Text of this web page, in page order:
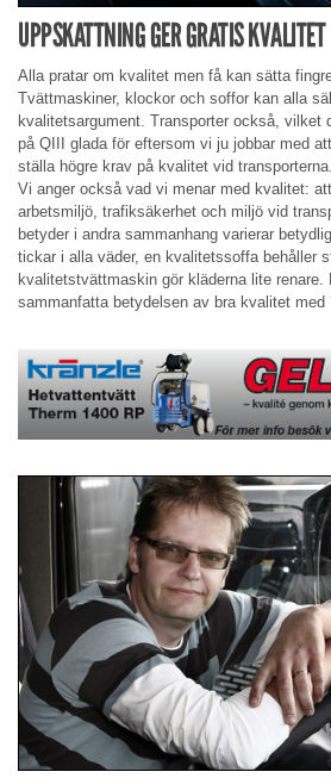
UPPSKATTNING GER GRATIS KVALITET
Alla pratar om kvalitet men få kan sätta
Tvättmaskiner, klockor och soffor kan alla
kvalitetsargument. Transporter också, vilket
på QIII glada för eftersom vi ju jobbar med
ställa högre krav på kvalitet vid transporterna.
Vi anger också vad vi menar med kvalitet:
arbetsmiljö, trafiksäkerhet och miljö vid
betyder i andra sammanhang varierar
tickar i alla väder, en kvalitetssoffa behåller
kvalitetstvättmaskin gör kläderna lite renare.
sammanfatta betydelsen av bra kvalitet med